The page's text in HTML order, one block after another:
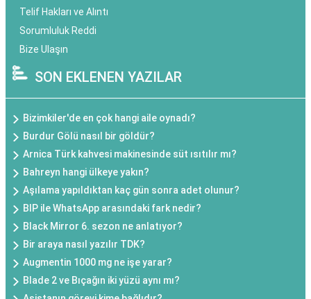
Telif Hakları ve Alıntı
Sorumluluk Reddi
Bize Ulaşın
SON EKLENEN YAZILAR
Bizimkiler'de en çok hangi aile oynadı?
Burdur Gölü nasıl bir göldür?
Arnica Türk kahvesi makinesinde süt ısıtılır mı?
Bahreyn hangi ülkeye yakın?
Aşılama yapıldıktan kaç gün sonra adet olunur?
BIP ile WhatsApp arasındaki fark nedir?
Black Mirror 6. sezon ne anlatıyor?
Bir araya nasıl yazılır TDK?
Augmentin 1000 mg ne işe yarar?
Blade 2 ve Bıçağın iki yüzü aynı mı?